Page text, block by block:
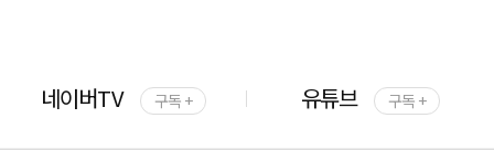
네이버TV 구독 + 유튜브 구독 +